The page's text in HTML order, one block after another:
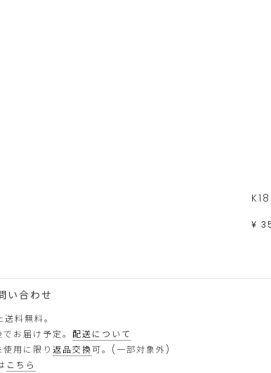
¥
い合わせ
料無料。
お届け予定。配送について
使用に限り返品交換可。(一部対象外)
こちら